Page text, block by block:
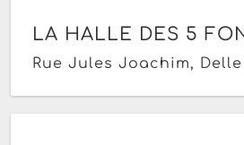
LA HALLE DES 5
Rue Jules Joachim, Delle